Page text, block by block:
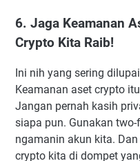
6. Jaga Keamanan
Crypto Kita Raib!
Ini nih yang sering
Keamanan aset crypto
Jangan pernah kasih
siapa pun. Gunakan
ngamanin akun kita.
crypto kita di dompet